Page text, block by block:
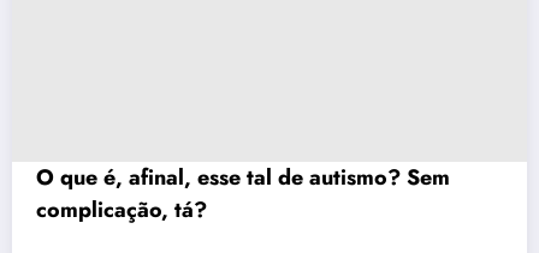
O que é, afinal, esse tal deautismo? Sem
complicação, tá?